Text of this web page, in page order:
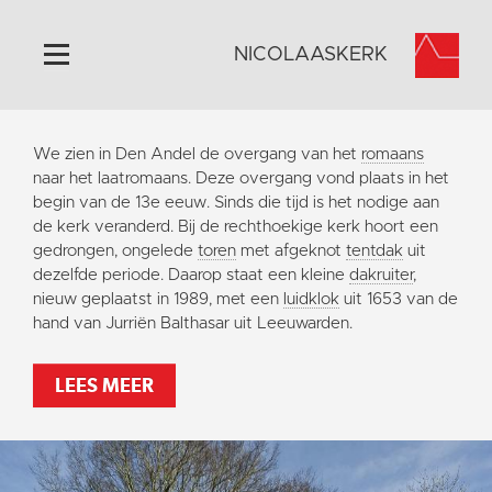
Home
Algemeen
Historie
Omgeving
Activiteiten
Steun ons
Contact
Vaktaal
NICOLAASKERK
We zien in Den Andel de overgang van het romaans
naar het laatromaans. Deze overgang vond plaats in het
begin van de 13e eeuw. Sinds die tijd is het nodige aan
de kerk veranderd. Bij de rechthoekige kerk hoort een
gedrongen, ongelede toren met afgeknot tentdak uit
dezelfde periode. Daarop staat een kleine dakruiter,
nieuw geplaatst in 1989, met een luidklok uit 1653 van de
hand van Jurriën Balthasar uit Leeuwarden.
LEES MEER